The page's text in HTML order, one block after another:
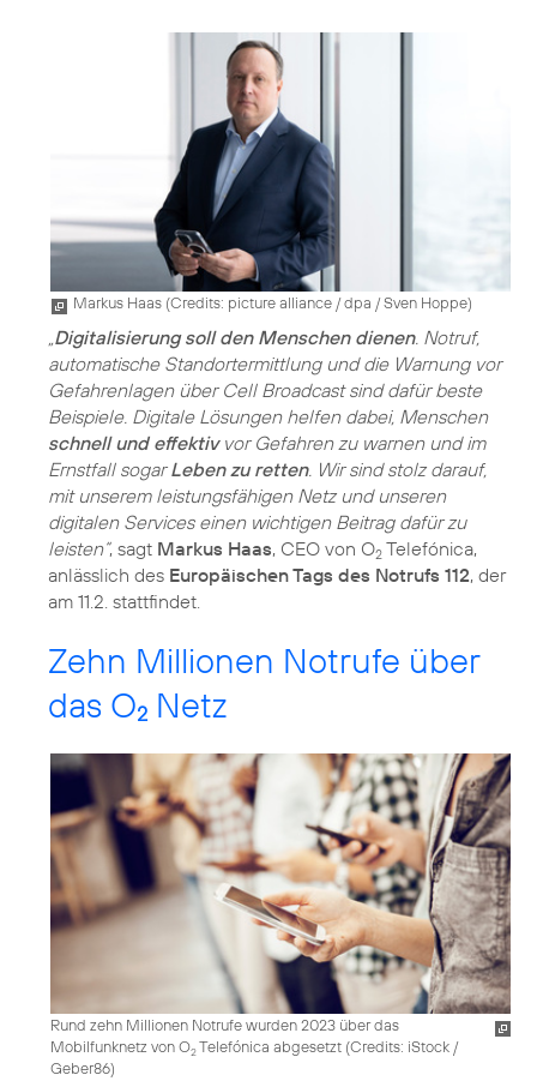
Markus Haas (Credits: picture alliance / dpa / Sven Hoppe)
„Digitalisierung soll den Menschen dienen. Notruf,
automatische Standortermittlung und die Warnung vor
Gefahrenlagen über Cell Broadcast sind dafür beste
Beispiele. Digitale Lösungen helfen dabei, Menschen
schnell und effektivvor Gefahren zu warnen und im
Ernstfall sogarLeben zu retten. Wir sind stolz darauf,
mit unserem leistungsfähigen Netz und unseren
digitalen Services einen wichtigen Beitrag dafür zu
leisten“, sagt Markus Haas, CEO von O2 Telefónica,
anlässlich des Europäischen Tags des Notrufs 112, der
am 11.2. stattfindet.
Zehn Millionen Notrufe über
das O2 Netz
Rund zehn Millionen Notrufe wurden 2023 über das
Mobilfunknetz von O2Telefónica abgesetzt (Credits: iStock /
Geber86)